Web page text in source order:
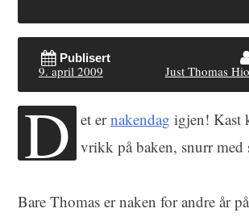
Publisert
9. april 2009 Just Thomas
D et ernakendag igjen! Kast
vrikk på baken, snurr med
Bare Thomas er naken for andre år